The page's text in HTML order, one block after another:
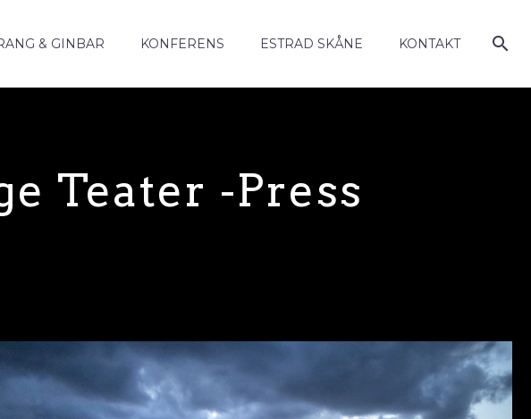
& GINBAR KONFERENS ESTRAD SKÅNE KONTAKT
Teater -press